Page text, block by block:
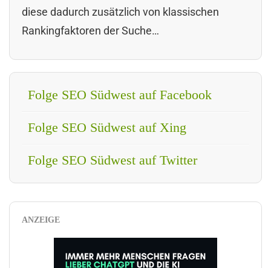
diese dadurch zusätzlich von klassischen
Rankingfaktoren der Suche…
Folge SEO Südwest auf Facebook
Folge SEO Südwest auf Xing
Folge SEO Südwest auf Twitter
ANZEIGE